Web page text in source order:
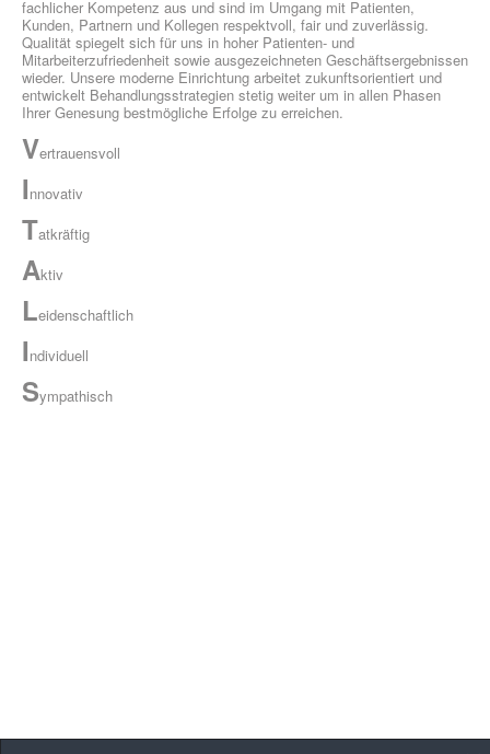
ÜBER UNS
fachlicher Kompetenz aus und sind im Umgang mit Patienten,
Kunden, Partnern und Kollegen respektvoll, fair und zuverlässig.
Qualität spiegelt sich für uns in hoher Patienten- und
Mitarbeiterzufriedenheit sowie ausgezeichneten Geschäftsergebnissen
wieder. Unsere moderne Einrichtung arbeitet zukunftsorientiert und
entwickelt Behandlungsstrategien stetig weiter um in allen Phasen
Ihrer Genesung bestmögliche Erfolge zu erreichen.
Vertrauensvoll
Innovativ
Tatkräftig
Aktiv
Leidenschaftlich
Individuell
Sympathisch